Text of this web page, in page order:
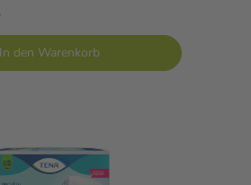
In den Warenkorb